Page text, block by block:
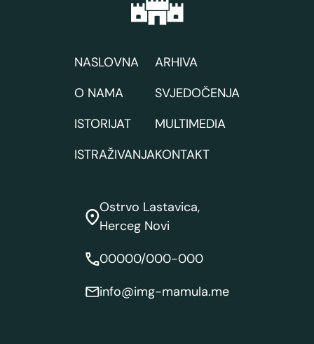
NASLOVNA
O NAMA
ISTORIJAT
ISTRAŽIVANJA
ARHIVA
SVJEDOČENJA
MULTIMEDIA
KONTAKT
Ostrvo Lastavica,
Herceg Novi
00000/000-000
info@img-mamula.me